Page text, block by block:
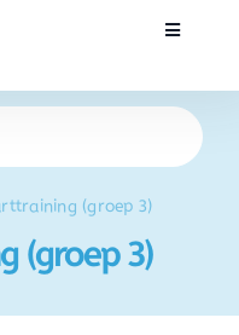
Toggle
(groep 3)
(groep 3)